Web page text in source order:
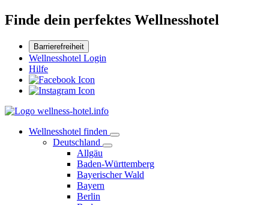
Finde dein perfektes Wellnesshotel
Barrierefreiheit
Wellnesshotel Login
Hilfe
Wellnesshotel finden
Deutschland
Allgäu
Baden-Württemberg
Bayerischer Wald
Bayern
Berlin